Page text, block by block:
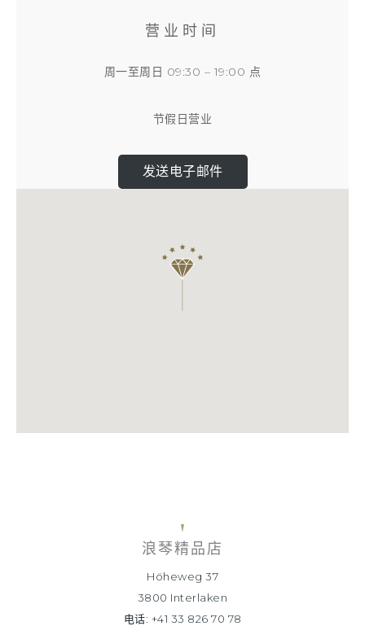
营业时间
周一至周日 09:30 – 19:00 点
节假日营业
发送电子邮件
浪琴精品店
Höheweg 37
3800 Interlaken
电话: +41 33 826 70 78